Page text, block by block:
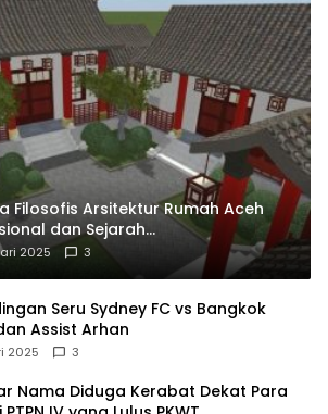
Filosofis Arsitektur Rumah Aceh
dan Sejarah
2025 3
Seru Sydney FC vs Bangkok
Assist Arhan
2025 3
Nama Diduga Kerabat Dekat Para